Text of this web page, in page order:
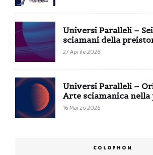
Universi Paralleli –
sciamani della
27 Aprile 2026
Universi Paralleli –
Arte sciamanica nella
16 Marzo 2026
COLOPHON